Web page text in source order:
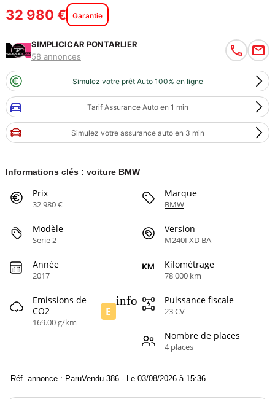
32 980 € Garantie
SIMPLICICAR PONTARLIER
58 annonces
Simulez votre prêt Auto 100% en ligne
Tarif Assurance Auto en 1 min
Simulez votre assurance auto en 3 min
Informations clés : voiture BMW
Prix
32 980 €
Marque
BMW
Modèle
Serie 2
Version
M240I XD BA
Année
2017
Kilométrage
78 000 km
Emissions de
CO2
169.00 g/km
E
info Puissance fiscale
23 CV
Nombre de places
4 places
Réf. annonce : ParuVendu 386 - Le 03/08/2026 à 15:36